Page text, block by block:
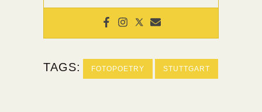
TAGS: FOTOPOETRY STUTTGART